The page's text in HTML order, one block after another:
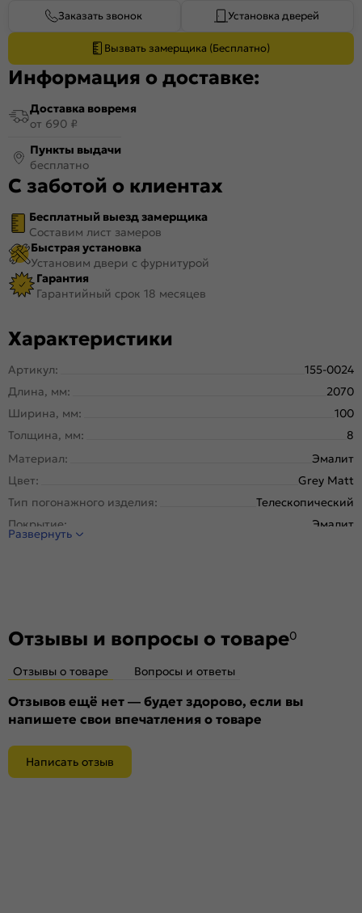
Заказать звонок Установка дверей
Вызвать замерщика (Бесплатно)
Информация о доставке:
Доставка вовремя
от 690 ₽
Пункты выдачи
бесплатно
С заботой о клиентах
Бесплатный выезд замерщика
Составим лист замеров
Быстрая установка
Установим двери с фурнитурой
Гарантия
Гарантийный срок 18 месяцев
Характеристики
Артикул:
155-0024
Длина, мм:
2070
Ширина, мм:
100
Толщина, мм:
8
Материал:
Эмалит
Цвет:
Grey Matt
Тип погонажного изделия:
Телескопический
Покрытие:
Эмалит
Развернуть
Отзывы и вопросы о товаре0
Отзывы о товаре Вопросы и ответы
Отзывов ещё нет — будет здорово, если вы
напишете свои впечатления о товаре
Написать отзыв